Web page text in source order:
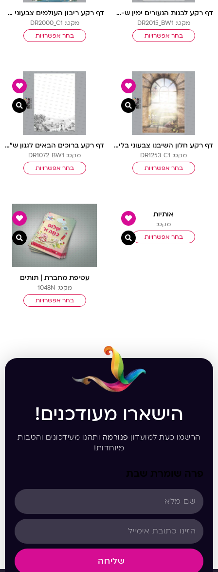
דף רקע לבנות הנעורים ימין ש-ל בלי שורות
מקט: DR2015_BW1
בחר אפשרויות
דף רקע ריבון העולמים צבעוני בלי שורות
מקט: DR2000_C1
בחר אפשרויות
דף רקע חלון השיבנו צבעוני בלי שורות
מקט: DR1253_C1
בחר אפשרויות
דף רקע ברוכים הבאים לגנון ש”ל בלי שורות
מקט: DR1072_BW1
בחר אפשרויות
אותיות
מקט:
בחר אפשרויות
עטיפת מחברת | תותים
מקט: 1048N
בחר אפשרויות
הישארו מעודכנים!
הרשמו כעת למועדון פנורמה ותהנו מעידכונים והטבות
מיוחדות!
פרה שומרת שבת
שליחה